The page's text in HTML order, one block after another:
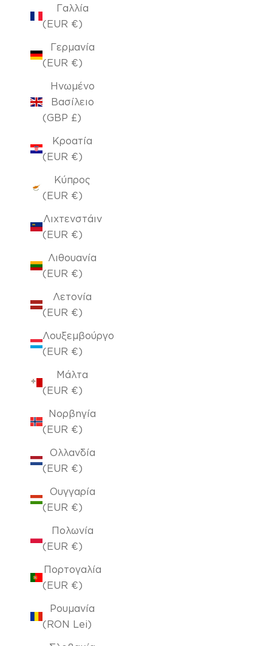
Γαλλία
(EUR €)
Γερμανία
(EUR €)
Ηνωμένο
Βασίλειο
(GBP £)
Κροατία
(EUR €)
Κύπρος
(EUR €)
Λιχτενστάιν
(EUR €)
Λιθουανία
(EUR €)
Λετονία
(EUR €)
Λουξεμβούργο
(EUR €)
Μάλτα
(EUR €)
Νορβηγία
(EUR €)
Ολλανδία
(EUR €)
Ουγγαρία
(EUR €)
Πολωνία
(EUR €)
Πορτογαλία
(EUR €)
Ρουμανία
(RON Lei)